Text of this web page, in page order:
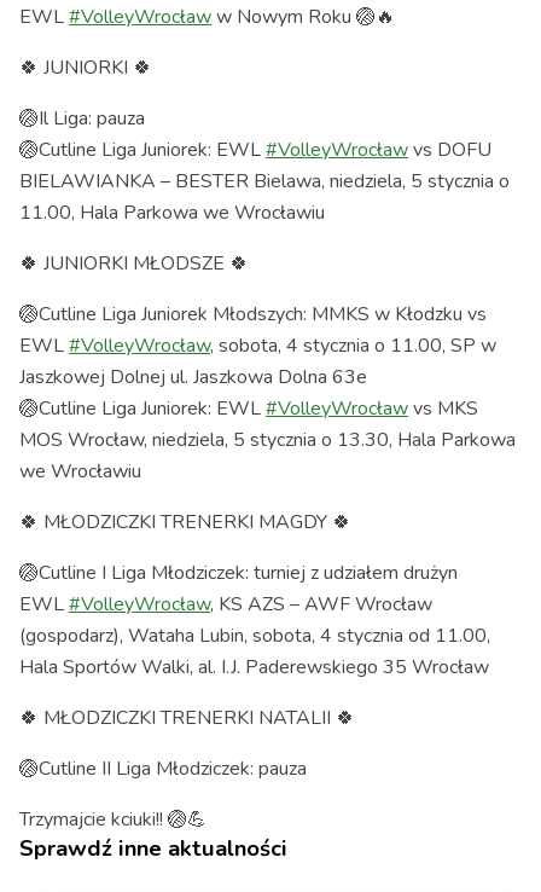
EWL#VolleyWrocławw Nowym Roku 🏐🔥
🍀 JUNIORKI 🍀
🏐Il Liga: pauza
🏐Cutline Liga Juniorek: EWL#VolleyWrocławvs DOFU
BIELAWIANKA – BESTER Bielawa, niedziela, 5 stycznia o
11.00, Hala Parkowa we Wrocławiu
🍀 JUNIORKI MŁODSZE 🍀
🏐Cutline Liga Juniorek Młodszych: MMKS w Kłodzku vs
EWL#VolleyWrocław, sobota, 4 stycznia o 11.00, SP w
Jaszkowej Dolnej ul. Jaszkowa Dolna 63e
🏐Cutline Liga Juniorek: EWL#VolleyWrocławvs MKS
MOS Wrocław, niedziela, 5 stycznia o 13.30, Hala Parkowa
we Wrocławiu
🍀 MŁODZICZKI TRENERKI MAGDY 🍀
🏐Cutline I Liga Młodziczek: turniej z udziałem drużyn
EWL#VolleyWrocław, KS AZS – AWF Wrocław
(gospodarz), Wataha Lubin, sobota, 4 stycznia od 11.00,
Hala Sportów Walki, al. I.J. Paderewskiego 35 Wrocław
🍀 MŁODZICZKI TRENERKI NATALII 🍀
🏐Cutline II Liga Młodziczek: pauza
Trzymajcie kciuki!! 🏐💪
Sprawdź inne aktualności